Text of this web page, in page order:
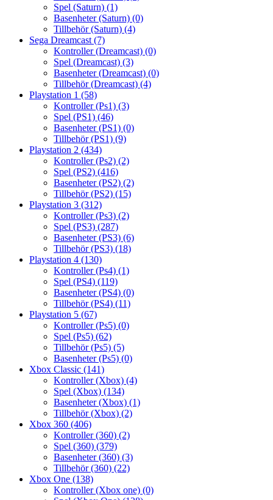
Spel (Saturn) (1)
Basenheter (Saturn) (0)
Tillbehör (Saturn) (4)
Sega Dreamcast (7)
Kontroller (Dreamcast) (0)
Spel (Dreamcast) (3)
Basenheter (Dreamcast) (0)
Tillbehör (Dreamcast) (4)
Playstation 1 (58)
Kontroller (Ps1) (3)
Spel (PS1) (46)
Basenheter (PS1) (0)
Tillbehör (PS1) (9)
Playstation 2 (434)
Kontroller (Ps2) (2)
Spel (PS2) (416)
Basenheter (PS2) (2)
Tillbehör (PS2) (15)
Playstation 3 (312)
Kontroller (Ps3) (2)
Spel (PS3) (287)
Basenheter (PS3) (6)
Tillbehör (PS3) (18)
Playstation 4 (130)
Kontroller (Ps4) (1)
Spel (PS4) (119)
Basenheter (PS4) (0)
Tillbehör (PS4) (11)
Playstation 5 (67)
Kontroller (Ps5) (0)
Spel (Ps5) (62)
Tillbehör (Ps5) (5)
Basenheter (Ps5) (0)
Xbox Classic (141)
Kontroller (Xbox) (4)
Spel (Xbox) (134)
Basenheter (Xbox) (1)
Tillbehör (Xbox) (2)
Xbox 360 (406)
Kontroller (360) (2)
Spel (360) (379)
Basenheter (360) (3)
Tillbehör (360) (22)
Xbox One (138)
Kontroller (Xbox one) (0)